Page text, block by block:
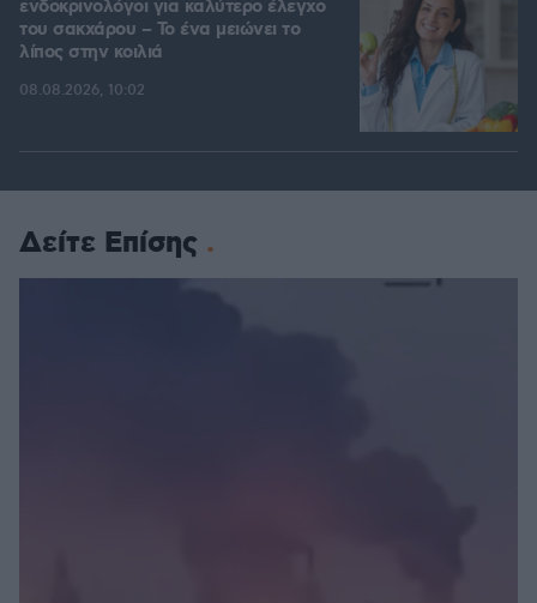
ενδοκρινολόγοι για καλύτερο έλεγχο
του σακχάρου – Το ένα μειώνει το
λίπος στην κοιλιά
08.08.2026, 10:02
Δείτε Επίσης